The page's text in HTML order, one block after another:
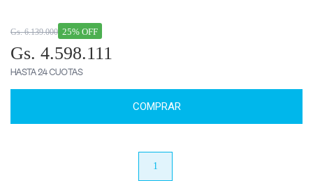
25% OFF
Gs. 6.139.000
Gs. 4.598.111
HASTA 24 CUOTAS
COMPRAR
1